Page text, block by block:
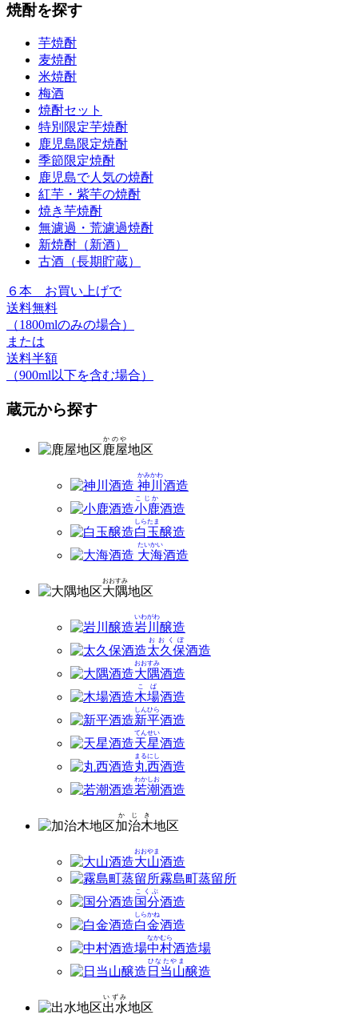
焼酎を探す
芋焼酎
麦焼酎
米焼酎
梅酒
焼酎セット
特別限定芋焼酎
鹿児島限定焼酎
季節限定焼酎
鹿児島で人気の焼酎
紅芋・紫芋の焼酎
焼き芋焼酎
無濾過・荒濾過焼酎
新焼酎（新酒）
古酒（長期貯蔵）
６本 お買い上げで
送料無料
（1800mlのみの場合）
または
送料半額
（900ml以下を含む場合）
蔵元から探す
鹿屋
かのや
地区
神川
かみかわ
酒造
小鹿
こじか
酒造
白玉
しらたま
醸造
大海
たいかい
酒造
大隅
おおすみ
地区
岩川
いわがわ
醸造
太久保
おおくぼ
酒造
大隅
おおすみ
酒造
木場
こば
酒造
新平
しんひら
酒造
天星
てんせい
酒造
丸西
まるにし
酒造
若潮
わかしお
酒造
加治木
かじき
地区
大山
おおやま
酒造
霧島町蒸留所
国分
こくぶ
酒造
白金
しらかね
酒造
中村
なかむら
酒造場
日当山
ひなたやま
醸造
出水
いずみ
地区